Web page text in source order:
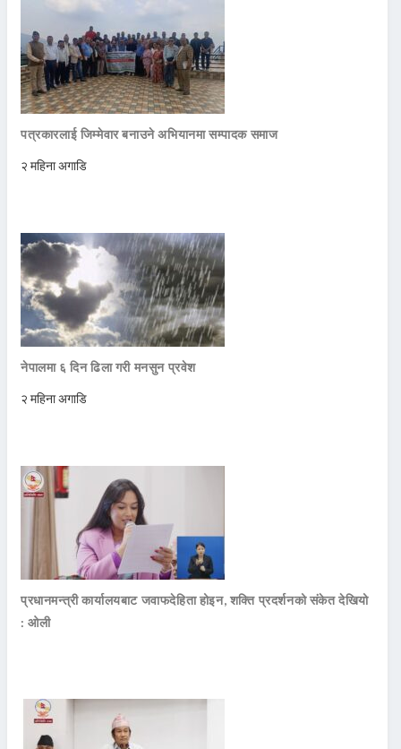
पत्रकारलाई जिम्मेवार बनाउने अभियानमा सम्पादक समाज
२ महिना अगाडि
नेपालमा ६ दिन ढिला गरी मनसुन प्रवेश
२ महिना अगाडि
प्रधानमन्त्री कार्यालयबाट जवाफदेहिता होइन, शक्ति प्रदर्शनको संकेत देखियो
: ओली